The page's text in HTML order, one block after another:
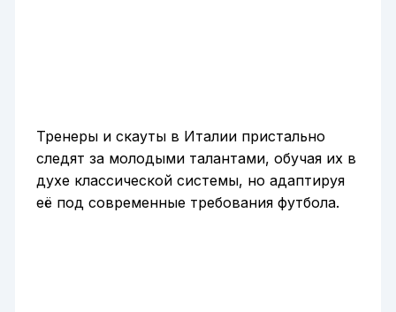
Тренеры и скауты в Италии пристально
следят за молодыми талантами, обучая их в
духе классической системы, но адаптируя
её под современные требования футбола.